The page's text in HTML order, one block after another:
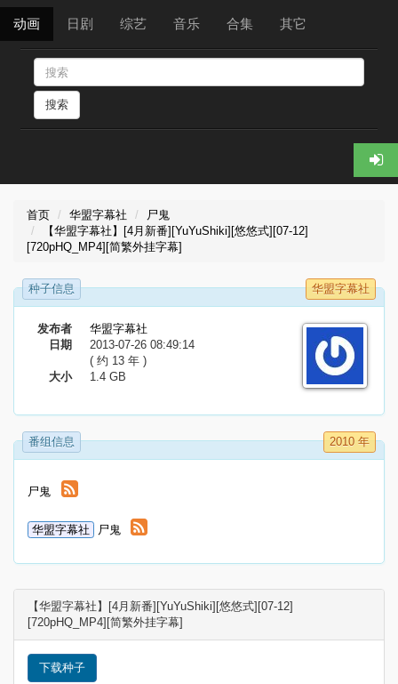
动画 日剧 综艺 音乐 合集 其它
搜索
首页 华盟字幕社
尸鬼
【华盟字幕社】[4月新番][YuYuShiki][悠悠式][07-12]
[720pHQ_MP4][简繁外挂字幕]
种子信息 华盟字幕社
发布者
华盟字幕社
日期
2013-07-26 08:49:14
( 约 13 年 )
大小
1.4 GB
番组信息 2010 年
尸鬼
华盟字幕社 尸鬼
【华盟字幕社】[4月新番][YuYuShiki][悠悠式][07-12]
[720pHQ_MP4][简繁外挂字幕]
下载种子